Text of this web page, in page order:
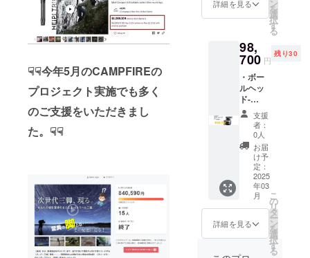
☟☟今年5月のCAMPFIREの
プロジェクト実施でも多く
のご支援をいただきまし
た。☟☟
す。
い。 ※
ご注文
状況・
使用部
材の供
給状
況・製
造工程
上の都
合等に
より、
出荷時
期が遅
れる場
合があ
りま
す。 ※
ト（内
蔵） ・
棒スパ
ナ ・
キャリ
アケー
ス ※送
料込み
の価格
（国内
配送の
み） ※
デザイ
ン・仕
様は、
変更に
なる可
能性も
ござい
くださ
詳細を見る ン
を
選
択
す
る
98,
700 円
残り30
・ボー
ルヘッ
ド-
KF60 ※
送料込
みの価
格（国
内配送
のみ）
※デザイ
ン・仕
様は、
変更に
なる可
能性も
ござい
ます。
支援
者：
0人
お届
け予
定：
2025
年03
月
詳細を見る
こ
の
リ
タ
ー
ン
を
選
択
す
る